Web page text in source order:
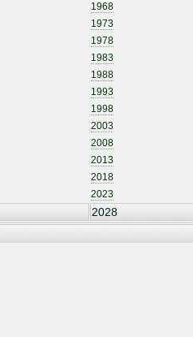
1968
1973
1978
1983
1988
1993
1998
2003
2008
2013
2018
2023
2028